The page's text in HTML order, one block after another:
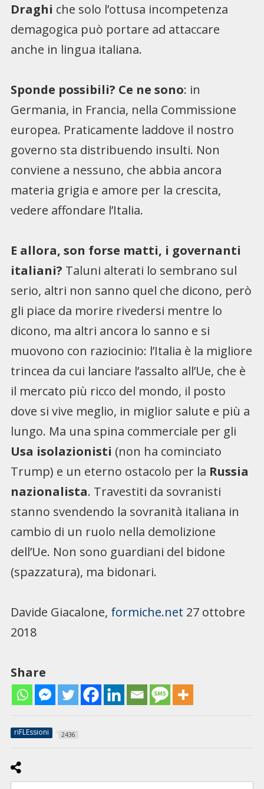
Draghi che solo l’ottusa incompetenza
demagogica può portare ad attaccare
anche in lingua italiana.
Sponde possibili? Ce ne sono: in
Germania, in Francia, nella Commissione
europea. Praticamente laddove il nostro
governo sta distribuendo insulti. Non
conviene a nessuno, che abbia ancora
materia grigia e amore per la crescita,
vedere affondare l’Italia.
E allora, son forse matti, i governanti
italiani? Taluni alterati lo sembrano sul
serio, altri non sanno quel che dicono, però
gli piace da morire rivedersi mentre lo
dicono, ma altri ancora lo sanno e si
muovono con raziocinio: l’Italia è la migliore
trincea da cui lanciare l’assalto all’Ue, che è
il mercato più ricco del mondo, il posto
dove si vive meglio, in miglior salute e più a
lungo. Ma una spina commerciale per gli
Usa isolazionisti (non ha cominciato
Trump) e un eterno ostacolo per la Russia
nazionalista. Travestiti da sovranisti
stanno svendendo la sovranità italiana in
cambio di un ruolo nella demolizione
dell’Ue. Non sono guardiani del bidone
(spazzatura), ma bidonari.
Davide Giacalone, formiche.net 27 ottobre
2018
Share
riFLEssioni 2436